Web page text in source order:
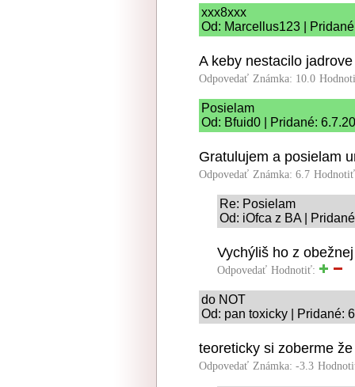
xxx8xxx
Od: Marcellus123 |
A keby nestacilo
Odpovedať Známka: 10.0
Posielam
Od: Bfuid0 | Pridané:
Gratulujem a posielam
Odpovedať Známka: 6.7
Re: Posielam
Od: iOfca z BA |
Vychýliš ho z
Odpovedať Hodnotiť:
do NOT
Od: pan toxicky | Pridané:
teoreticky si zoberme
Odpovedať Známka: -3.3